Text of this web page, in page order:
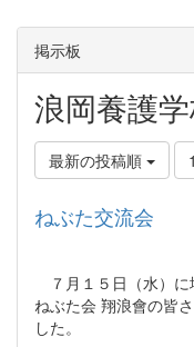
掲示板
浪岡養護
最新の投稿順
ねぶた交流会
７月１５日（水）に
ねぶた会 翔浪會の皆
した。